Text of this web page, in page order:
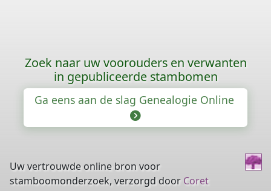
Zoek naar uw voorouders en verwanten
in gepubliceerde stambomen
Ga eens aan de slag Genealogie Online
Uw vertrouwde online bron voor
stamboomonderzoek, verzorgd door Coret